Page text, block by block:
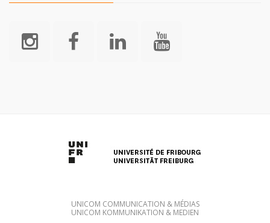
UNICOM COMMUNICATION & MÉDIAS
UNICOM KOMMUNIKATION & MEDIEN